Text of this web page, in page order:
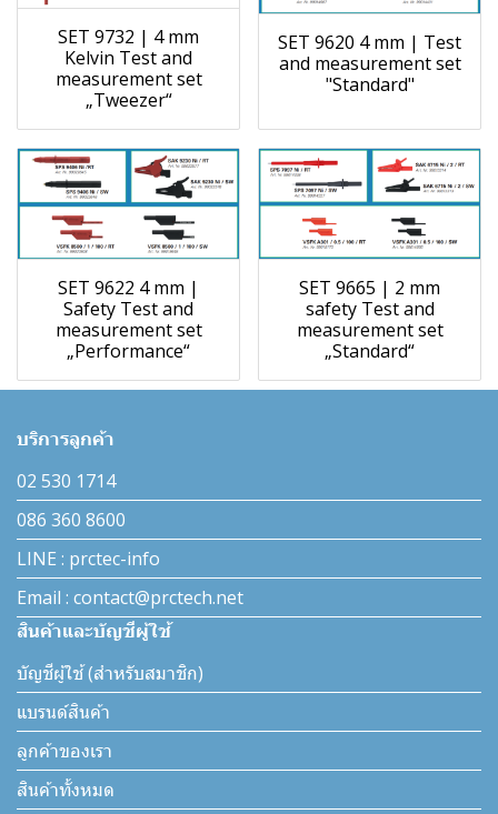
SET 9732 | 4 mm
Kelvin Test and
measurement set
„Tweezer“
SET 9620 4 mm | Test
and measurement set
"Standard"
SET 9622 4 mm |
Safety Test and
measurement set
„Performance“
SET 9665 | 2 mm
safety Test and
measurement set
„Standard“
บริการลูกค้า
02 530 1714
086 360 8600
LINE : prctec-info
Email : contact@prctech.net
สินค้าและบัญชีผู้ใช้
บัญชีผู้ใช้ (สำหรับสมาชิก)
แบรนด์สินค้า
ลูกค้าของเรา
สินค้าทั้งหมด